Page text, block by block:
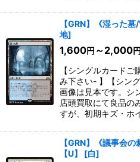
【GRN】《湿った
地]
1,600円 ～2,000円
【シングルカード
み下さい- 】【シン
画像は見本です。シ
店頭買取にて良品の
すが、初期キズ・ホ
【GRN】《議事会
【U】
[白]